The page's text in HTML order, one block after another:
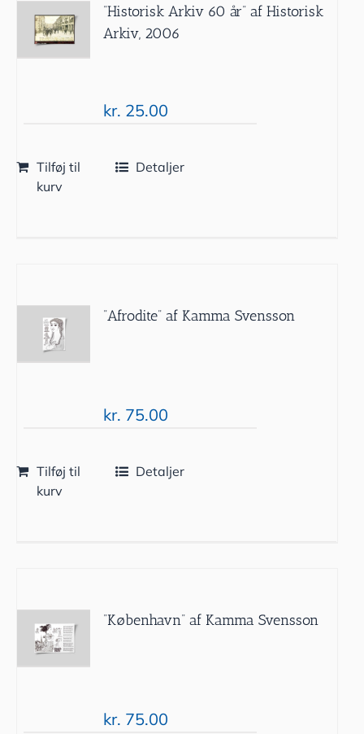
”Historisk Arkiv 60 år” af Historisk
Arkiv, 2006
kr. 25.00
Tilføj til
kurv
Detaljer
”Afrodite” af Kamma Svensson
kr. 75.00
Tilføj til
kurv
Detaljer
”København” af Kamma Svensson
kr. 75.00